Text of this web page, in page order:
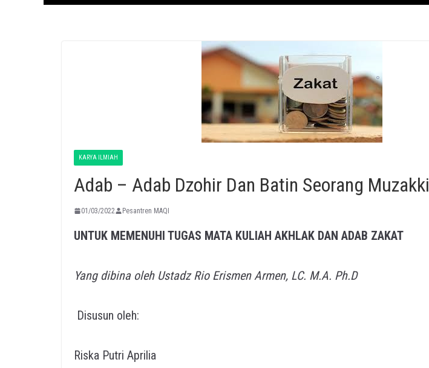
KARYA ILMIAH
Adab – Adab Dzohir Dan Batin Seorang Muzakki
01/03/2022 Pesantren MAQI
UNTUK MEMENUHI TUGAS MATA KULIAH AKHLAK DAN ADAB ZAKAT
Yang dibina oleh Ustadz Rio Erismen Armen, LC. M.A. Ph.D
Disusun oleh:
Riska Putri Aprilia